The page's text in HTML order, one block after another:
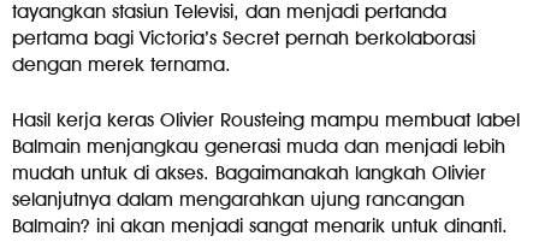
tayangkan stasiun Televisi, dan menjadi pertanda
pertama bagi Victoria’s Secret pernah berkolaborasi
dengan merek ternama.
Hasil kerja keras Olivier Rousteing mampu membuat label
Balmain menjangkau generasi muda dan menjadi lebih
mudah untuk di akses. Bagaimanakah langkah Olivier
selanjutnya dalam mengarahkan ujung rancangan
Balmain? ini akan menjadi sangat menarik untuk dinanti.